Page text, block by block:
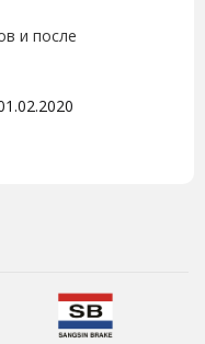
и после